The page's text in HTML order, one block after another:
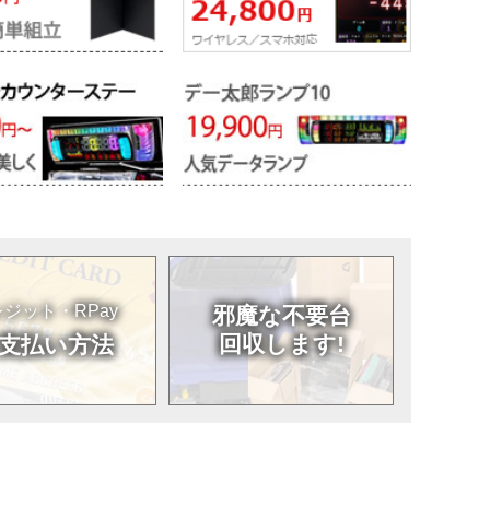
ジット・RPay
払い方法
邪魔な不要台
回収します!